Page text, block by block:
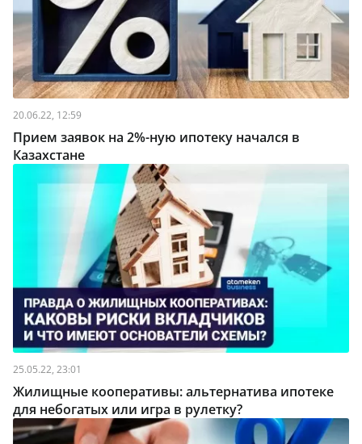
20.06.22, 12:59
Прием заявок на 2%-ную ипотеку начался в
Казахстане
25.05.22, 23:01
Жилищные кооперативы: альтернатива ипотеке
для небогатых или игра в рулетку?